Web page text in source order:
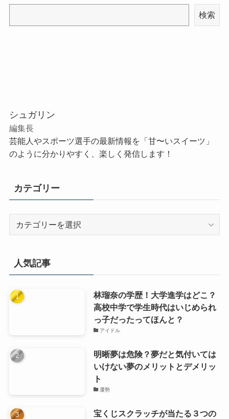
検索
シュガリン
編集長
芸能人やスポーツ選手の最新情報を「甘〜いスイーツ」
のように分かりやすく、楽しく発信します！
カテゴリー
ー
人気記事
林瑠奈の学歴！大学進学はどこ？
高校中学で学生時代はいじめられ
っ子だったってほんと？
アイドル
明晰夢は危険？夢だと気付いては
いけない夢のメリットとデメリッ
ト
運勢
宝くじスクラッチが当たる３つの